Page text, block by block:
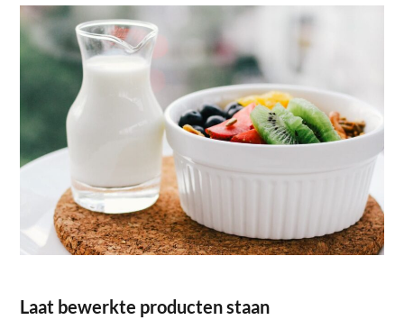
Laat bewerkte producten staan